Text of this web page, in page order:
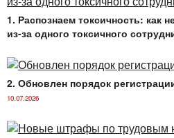
1. Распознаем токсичность: как
из-за одного токсичного
2. Обновлен порядок
10.07.2026